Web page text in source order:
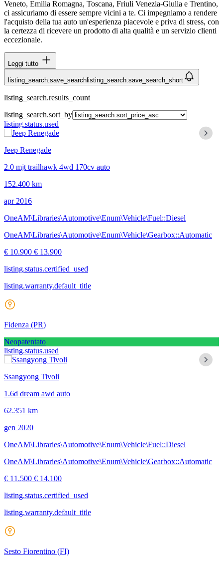
Veneto, Emilia Romagna, Toscana, Friuli Venezia-Giulia e Trentino,
ci assicuriamo di essere sempre vicini a te. Ci impegniamo a rendere
l'acquisto della tua auto un'esperienza piacevole e priva di stress, con
la certezza di ricevere un prodotto di alta qualità e un servizio clienti
eccezionale.
Leggi tutto
listing_search.save_searchlisting_search.save_search_short
listing_search.results_count
listing_search.sort_by
listing.status.used
Jeep Renegade
2.0 mjt trailhawk 4wd 170cv auto
152.400 km
apr 2016
OneAM\Libraries\Automotive\Enum\Vehicle\Fuel::Diesel
OneAM\Libraries\Automotive\Enum\Vehicle\Gearbox::Automatic
€ 10.900 € 13.900
listing.status.certified_used
listing.warranty.default_title
Fidenza (PR)
Neopatentato
listing.status.used
Ssangyong Tivoli
1.6d dream awd auto
62.351 km
gen 2020
OneAM\Libraries\Automotive\Enum\Vehicle\Fuel::Diesel
OneAM\Libraries\Automotive\Enum\Vehicle\Gearbox::Automatic
€ 11.500 € 14.100
listing.status.certified_used
listing.warranty.default_title
Sesto Fiorentino (FI)